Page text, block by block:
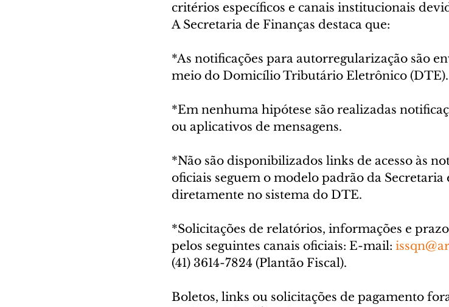
critérios específicos e canais institucionais
A Secretaria de Finanças destaca que:
*As notificações para autorregularização são
meio do Domicílio Tributário Eletrônico (DTE).
*Em nenhuma hipótese são realizadas
ou aplicativos de mensagens.
*Não são disponibilizados links de acesso às
oficiais seguem o modelo padrão da Secretaria
diretamente no sistema do DTE.
*Solicitações de relatórios, informações e
pelos seguintes canais oficiais: E-mail:
(41) 3614-7824 (Plantão Fiscal).
Boletos, links ou solicitações de pagamento